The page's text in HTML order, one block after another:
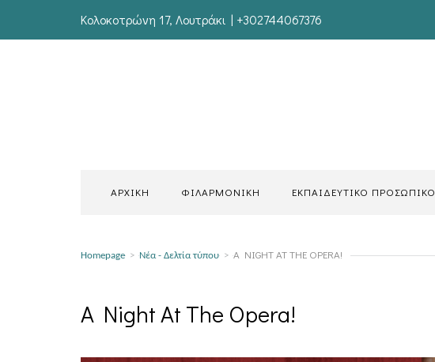
Κολοκοτρώνη 17, Λουτράκι | +302744067376
ΑΡΧΙΚΗ ΦΙΛΑΡΜΟΝΙΚΗ ΕΚΠΑΙΔΕΥΤΙΚΟ ΠΡΟΣΩΠΙΚΟ
Homepage > Νέα - Δελτία τύπου > A NIGHT AT THE OPERA!
A Night At The Opera!